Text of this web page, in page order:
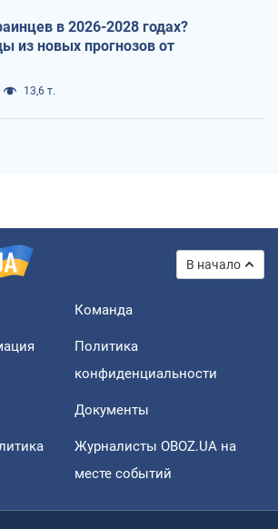
в 2026-2028 годах?
из новых прогнозов от
13,6 т.
В начало
Команда
Политика
конфиденциальности
Документы
Журналисты OBOZ.UA на
месте событий